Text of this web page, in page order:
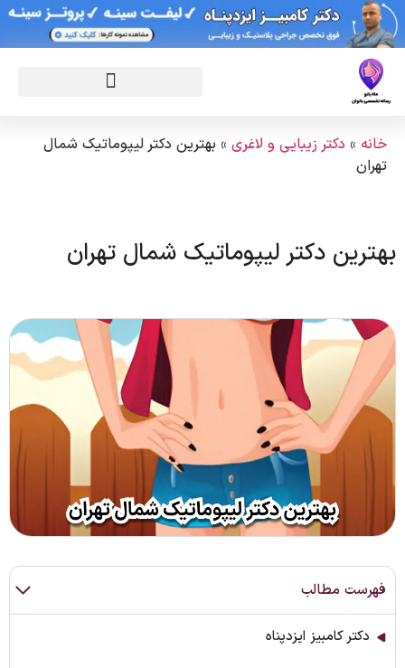
خانه » دکتر زیبایی و لاغری » بهترین دکتر لیپوماتیک شمال
تهران
بهترین دکتر لیپوماتیک شمال تهران
فهرست مطالب
دکتر کامبیز ایزدپناه